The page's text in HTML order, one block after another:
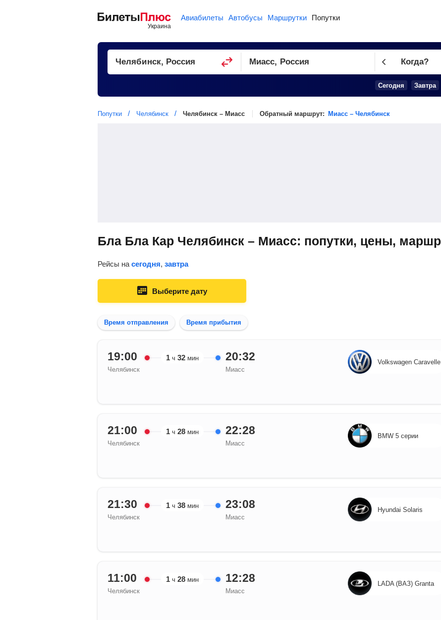
Авиабилеты Автобусы Маршрутки Попутки
Когда?
Сегодня Завтра
Попутки Челябинск Челябинск – Миасс Обратный маршрут: Миасс – Челябинск
Бла Бла Кар Челябинск – Миасс: попутки, цены,
Рейсы на сегодня, завтра
Выберите дату
Время отправления Время прибытия
19:00
Челябинск
1 ч 32 мин 20:32
Миасс
Volkswagen Caravelle
21:00
Челябинск
1 ч 28 мин 22:28
Миасс
BMW 5 серии
21:30
Челябинск
1 ч 38 мин 23:08
Миасс
Hyundai Solaris
11:00
Челябинск
1 ч 28 мин 12:28
Миасс
LADA (ВАЗ) Granta